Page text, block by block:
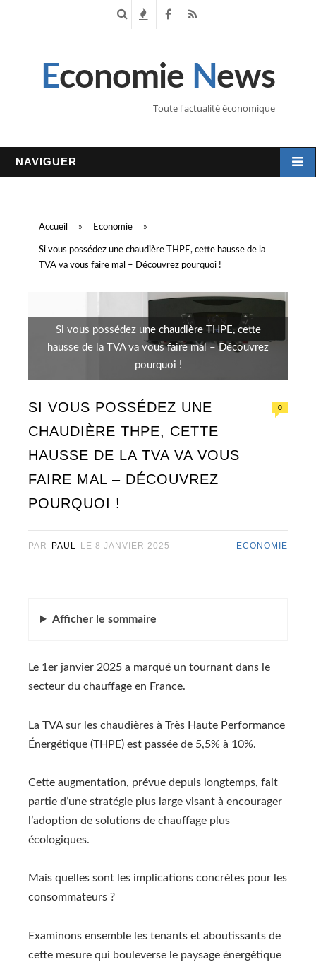
c n
s
F
c
R
S
Economie News
Toute l'actualité économique
NAVIGUER
Accueil » Economie »
Si vous possédez une chaudière THPE, cette hausse de la
TVA va vous faire mal – Découvrez pourquoi !
Si vous possédez une chaudière THPE, cette
hausse de la TVA va vous faire mal – Découvrez
pourquoi !
SI VOUS POSSÉDEZ UNE
CHAUDIÈRE THPE, CETTE
HAUSSE DE LA TVA VA VOUS
FAIRE MAL – DÉCOUVREZ
POURQUOI !
0
PAR PAUL LE 8 JANVIER 2025 ECONOMIE
Afficher le sommaire
Le 1er janvier 2025 a marqué un tournant dans le
secteur du chauffage en France.
La TVA sur les chaudières à Très Haute Performance
Énergétique (THPE) est passée de 5,5% à 10%.
Cette augmentation, prévue depuis longtemps, fait
partie d’une stratégie plus large visant à encourager
l’adoption de solutions de chauffage plus
écologiques.
Mais quelles sont les implications concrètes pour les
consommateurs ?
Examinons ensemble les tenants et aboutissants de
cette mesure qui bouleverse le paysage énergétique